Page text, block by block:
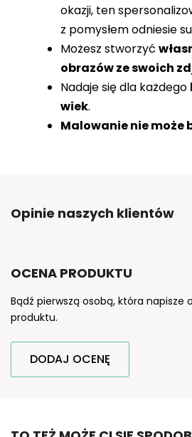
okazji, ten
z pomysłem odniesie
Możesz stworzyć
obrazów ze swoich
Nadaje się dla każdego
wiek.
Malowanie nie może
Opinie naszych klientów
OCENA PRODUKTU
Bądź pierwszą osobą, która napisze
produktu.
DODAJ OCENĘ